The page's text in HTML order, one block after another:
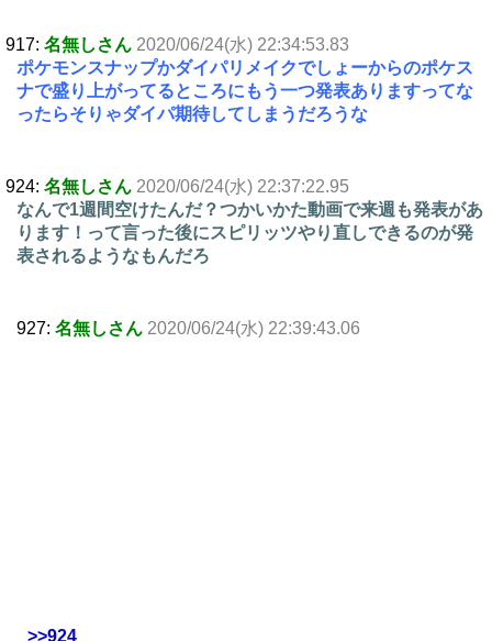
917: 名無しさん 2020/06/24(水) 22:34:53.83
ポケモンスナップかダイパリメイクでしょーからのポケス
ナで盛り上がってるところにもう一つ発表ありますってな
ったらそりゃダイパ期待してしまうだろうな
924: 名無しさん 2020/06/24(水) 22:37:22.95
なんで1週間空けたんだ？つかいかた動画で来週も発表があ
ります！って言った後にスピリッツやり直しできるのが発
表されるようなもんだろ
927: 名無しさん 2020/06/24(水) 22:39:43.06
>>924